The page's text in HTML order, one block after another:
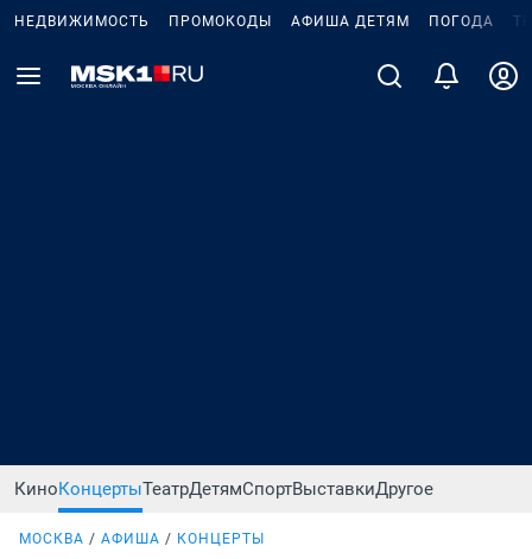
НЕДВИЖИМОСТЬ ПРОМОКОДЫ АФИША ДЕТЯМ ПОГОДА
КиноКонцертыТеатрДетямСпортВыставкиДругое
МОСКВА АФИША КОНЦЕРТЫ